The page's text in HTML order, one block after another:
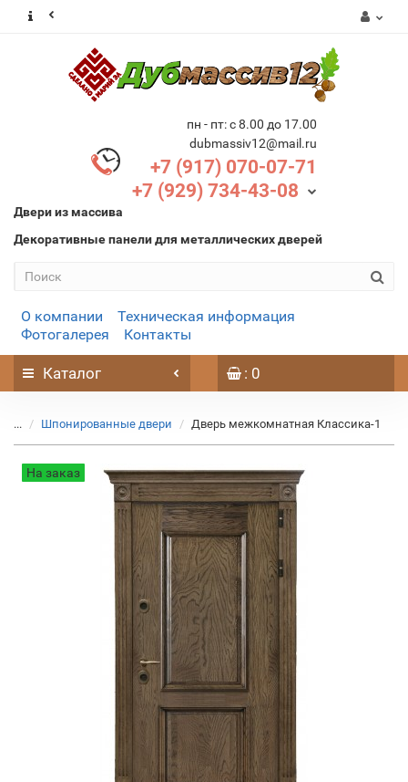
пн - пт: с 8.00 до 17.00
dubmassiv12@mail.ru
+7 (917) 070-07-71
+7 (929) 734-43-08
Двери из массива
Декоративные панели для металлических дверей
О компании
Техническая информация
Фотогалерея
Контакты
Каталог : 0
... Шпонированные двери Дверь межкомнатная Классика-1
На заказ